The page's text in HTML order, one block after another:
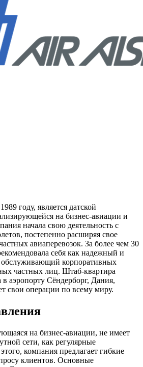
году, является датской
на бизнес-авиации и
начала свою деятельность с
постепенно расширяя свое
авиаперевозок. За более чем 30
себя как надежный и
корпоративных
частных лиц. Штаб-квартира
аэропорту Сёндерборг, Дания,
свои операции по всему миру.
на бизнес-авиации, не имеет
сети, как регулярные
компания предлагает гибкие
клиентов. Основные